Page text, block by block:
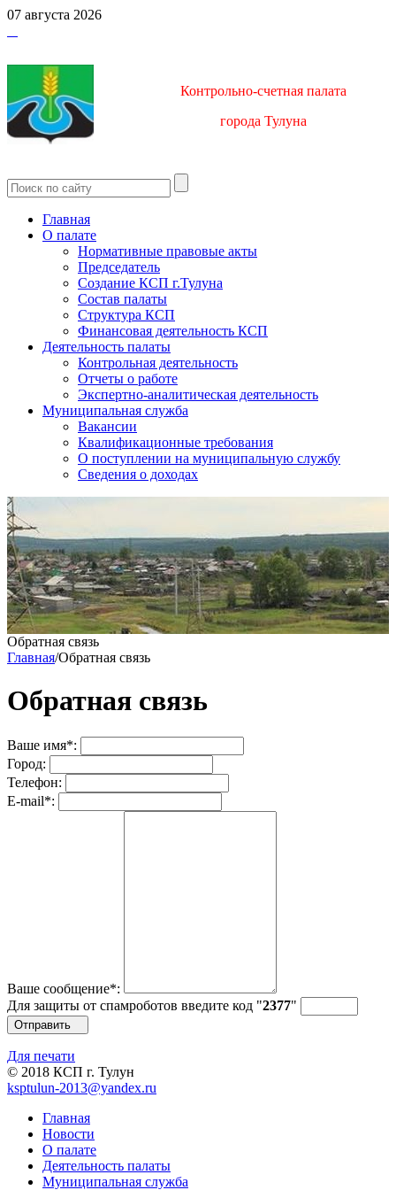
07 августа 2026
Контрольно-счетная палата
города Тулуна
Главная
О палате
Нормативные правовые акты
Председатель
Создание КСП г.Тулуна
Состав палаты
Структура КСП
Финансовая деятельность КСП
Деятельность палаты
Контрольная деятельность
Отчеты о работе
Экспертно-аналитическая деятельность
Муниципальная служба
Вакансии
Квалификационные требования
О поступлении на муниципальную службу
Сведения о доходах
Обратная связь
Главная/Обратная связь
Обратная связь
Ваше имя*:
Город:
Телефон:
E-mail*:
Ваше сообщение*:
Для защиты от спамроботов введите код "2377"
Отправить
Для печати
© 2018 КСП г. Тулун
ksptulun-2013@yandex.ru
Главная
Новости
О палате
Деятельность палаты
Муниципальная служба